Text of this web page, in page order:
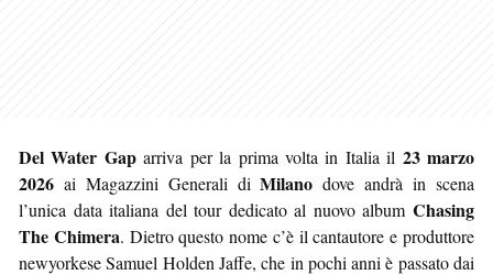
Del Water Gaparriva per la prima volta in Italia il 23 marzo
2026 ai Magazzini Generali diMilano dove andrà in scena
l’unica data italiana del tour dedicato al nuovo album Chasing
The Chimera. Dietro questo nome c’è il cantautore e produttore
newyorkese Samuel Holden Jaffe, che in pochi anni è passato dai